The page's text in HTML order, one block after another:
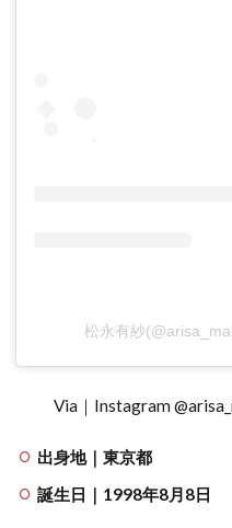
松永有紗
Via｜Instagram
出身地｜東京都
誕生日｜1998年8月8日